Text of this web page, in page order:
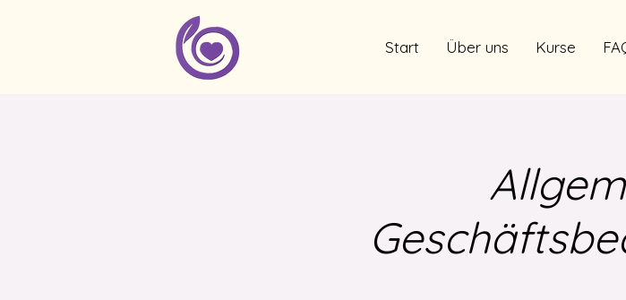
Start Über uns Kurse